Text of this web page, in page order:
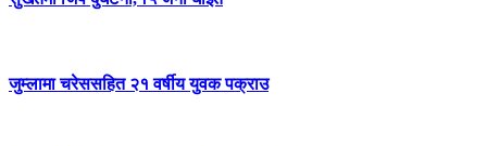
जुम्लामा चरेससहित २१ वर्षीय युवक पक्राउ